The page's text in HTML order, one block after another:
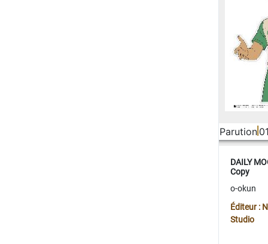
Parution
DAILY
Copy
o-okun
Éditeur :
Studio